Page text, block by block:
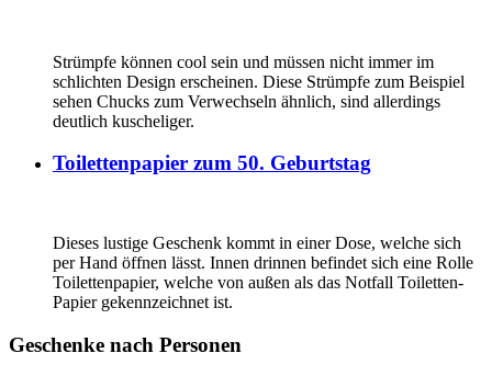
Strümpfe können cool sein und müssen nicht immer im
schlichten Design erscheinen. Diese Strümpfe zum Beispiel
sehen Chucks zum Verwechseln ähnlich, sind allerdings
deutlich kuscheliger.
Toilettenpapier zum 50. Geburtstag
Dieses lustige Geschenk kommt in einer Dose, welche sich
per Hand öffnen lässt. Innen drinnen befindet sich eine Rolle
Toilettenpapier, welche von außen als das Notfall Toiletten-
Papier gekennzeichnet ist.
Geschenke nach Personen